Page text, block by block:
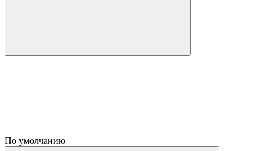
По умолчанию